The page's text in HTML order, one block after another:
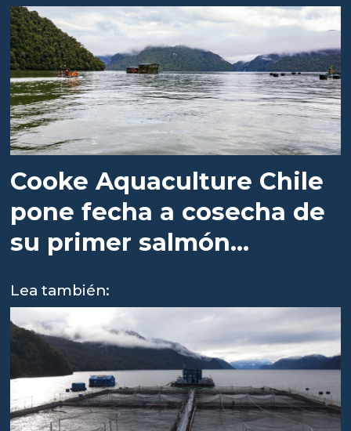
Cooke Aquaculture Chile
pone fecha a cosecha de
su primer salmón
Lea también: